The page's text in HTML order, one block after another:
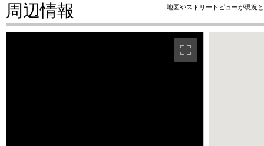
周辺情報 地図やストリートビューが現況